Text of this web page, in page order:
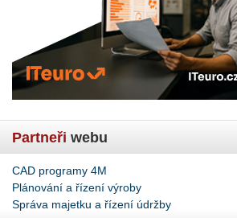
Partneři webu
CAD programy 4M
Plánování a řízení výroby
Správa majetku a řízení údržby